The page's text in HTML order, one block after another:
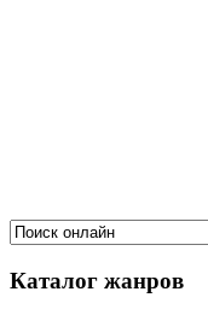
Каталог жанров